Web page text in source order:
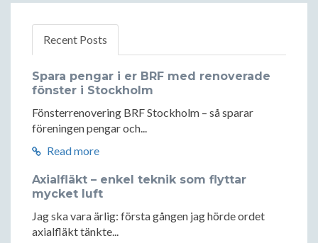
Recent Posts
Spara pengar i er BRF med renoverade
fönster i Stockholm
Fönsterrenovering BRF Stockholm – så sparar
föreningen pengar och...
Read more
Axialfläkt – enkel teknik som flyttar
mycket luft
Jag ska vara ärlig: första gången jag hörde ordet
axialfläkt tänkte...